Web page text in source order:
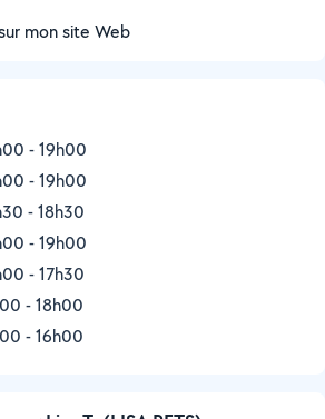
mon site Web
- 19h00
- 19h00
- 18h30
- 19h00
- 17h30
- 18h00
- 16h00